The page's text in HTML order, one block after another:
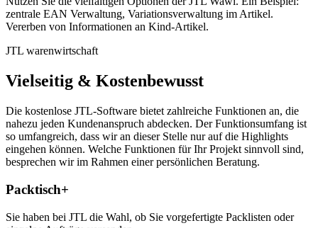
zentrale EAN Verwaltung, Variationsverwaltung im Artikel.
Vererben von Informationen an Kind-Artikel.
JTL warenwirtschaft
Vielseitig & Kostenbewusst
Die kostenlose JTL-Software bietet zahlreiche Funktionen an, die
nahezu jeden Kundenanspruch abdecken. Der Funktionsumfang ist
so umfangreich, dass wir an dieser Stelle nur auf die Highlights
eingehen können. Welche Funktionen für Ihr Projekt sinnvoll sind,
besprechen wir im Rahmen einer persönlichen Beratung.
Packtisch+
Sie haben bei JTL die Wahl, ob Sie vorgefertigte Packlisten oder